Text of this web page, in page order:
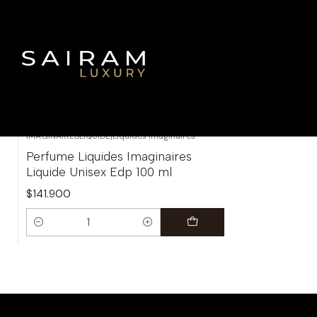
IMAGINAIRESLIQUIDE|Liquides Imaginaires
Perfume Liquides Imaginaires
Liquide Unisex Edp 100 ml
$141.900
Cantidad